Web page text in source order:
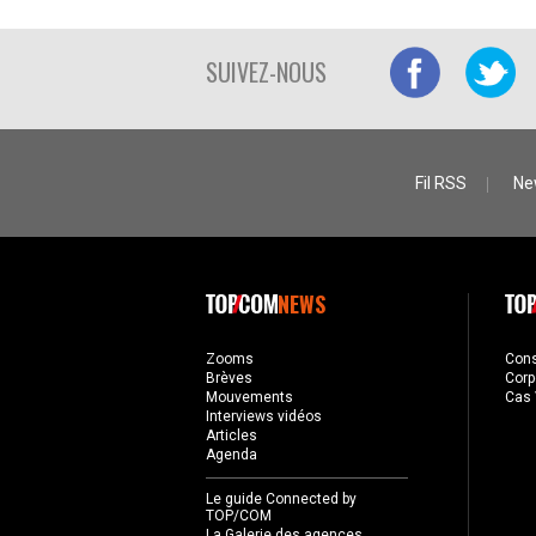
SUIVEZ-NOUS
Fil RSS
NEWS
Zooms
Brèves
Mouvements
Interviews vidéos
Articles
Agenda
Le guide Connected by
TOP/COM
Cas